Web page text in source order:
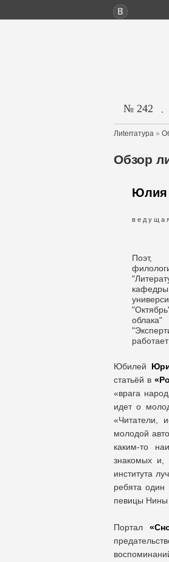
№ 242 .
Лиterraтура »
Обзор
Юлия
в е д у щ а
Поэт,
кафедры
Юбилей
статьёй в
«врага
идет о
«Читатели,
молодой
каким-то
знакомых и,
института
ребята один
певицы Нины
Портал